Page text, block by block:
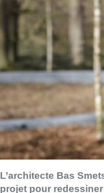
L’architecte Bas
projet pour